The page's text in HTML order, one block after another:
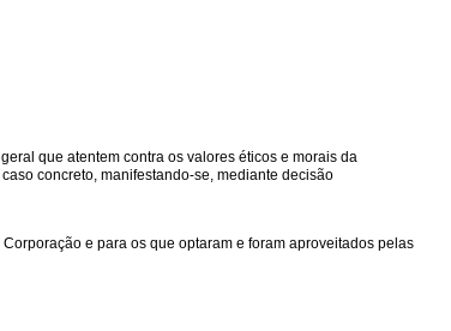
que atentem contra os valores éticos e morais da
concreto, manifestando-se, mediante decisão
e para os que optaram e foram aproveitados pelas